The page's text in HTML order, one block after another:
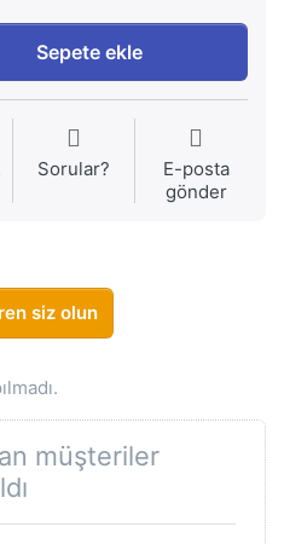
Sepete ekle
Sorular?
E-posta
gönder
siz olun
müşteriler